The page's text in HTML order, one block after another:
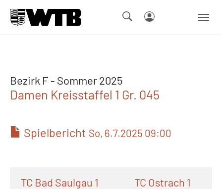
Bezirk F - Sommer 2025
Damen Kreisstaffel 1 Gr. 045
Spielbericht So, 6.7.2025 09:00
TC Bad Saulgau 1 TC Ostrach 1